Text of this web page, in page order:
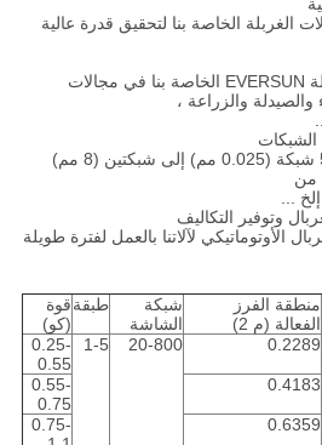
الخاصة بنا لتحقيق قدرة عالية
يمكن استخدام سلسلة الغربلة EVERSUN الخاصة بنا في مجالات
والصيدلة والزراعة ،
تتراوح أحجام شبكتنا من 500 شبكة (0.025 مم) إلى شبكتين (8 مم)
من
...
وتوفير التكاليف
الأوتوماتيكي لآلاتنا بالعمل لفترة طويلة
منطقة الفرز
الفعالة (م 2)
شبكة
الشاشة
طبقةقوة
(كو)
0.2289
20-800
1-5
0.25-
0.55
0.4183
0.55-
0.75
0.6359
0.75-